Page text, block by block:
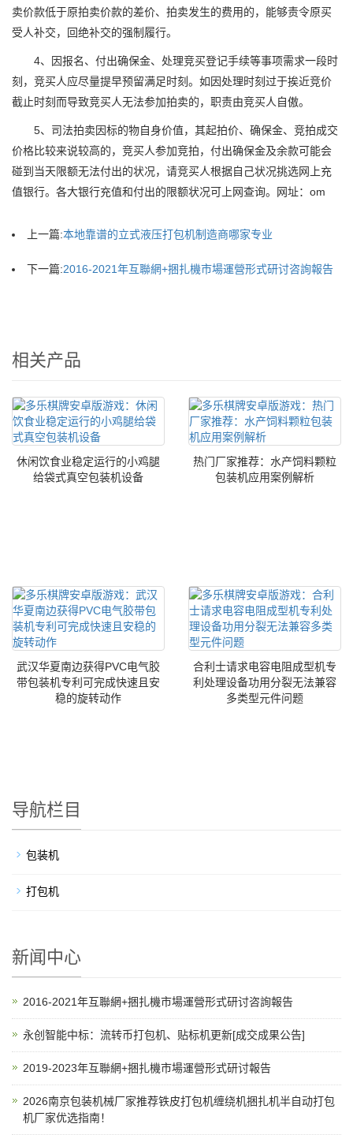
卖价款低于原拍卖价款的差价、拍卖发生的费用的，能够责令原买
受人补交，回绝补交的强制履行。
4、因报名、付出确保金、处理竞买登记手续等事项需求一段时
刻，竞买人应尽量提早预留满足时刻。如因处理时刻过于挨近竞价
截止时刻而导致竞买人无法参加拍卖的，职责由竞买人自傲。
5、司法拍卖因标的物自身价值，其起拍价、确保金、竞拍成交
价格比较来说较高的，竞买人参加竞拍，付出确保金及余款可能会
碰到当天限额无法付出的状况，请竞买人根据自己状况挑选网上充
值银行。各大银行充值和付出的限额状况可上网查询。网址：om
上一篇:本地靠谱的立式液压打包机制造商哪家专业
下一篇:2016-2021年互聯網+捆扎機市場運營形式研讨咨詢報告
相关产品
休闲饮食业稳定运行的小鸡腿
给袋式真空包装机设备
热门厂家推荐：水产饲料颗粒
包装机应用案例解析
武汉华夏南边获得PVC电气胶
带包装机专利可完成快速且安
稳的旋转动作
合利士请求电容电阻成型机专
利处理设备功用分裂无法兼容
多类型元件问题
导航栏目
包装机
打包机
新闻中心
2016-2021年互聯網+捆扎機市場運營形式研讨咨詢報告
永创智能中标：流转币打包机、贴标机更新[成交成果公告]
2019-2023年互聯網+捆扎機市場運營形式研讨報告
2026南京包装机械厂家推荐铁皮打包机缠绕机捆扎机半自动打包
机厂家优选指南！